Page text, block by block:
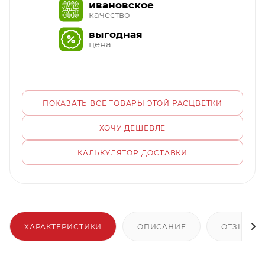
ивановское
качество
выгодная
цена
ПОКАЗАТЬ ВСЕ ТОВАРЫ ЭТОЙ РАСЦВЕТКИ
ХОЧУ ДЕШЕВЛЕ
КАЛЬКУЛЯТОР ДОСТАВКИ
ХАРАКТЕРИСТИКИ ОПИСАНИЕ ОТЗЫВЫ